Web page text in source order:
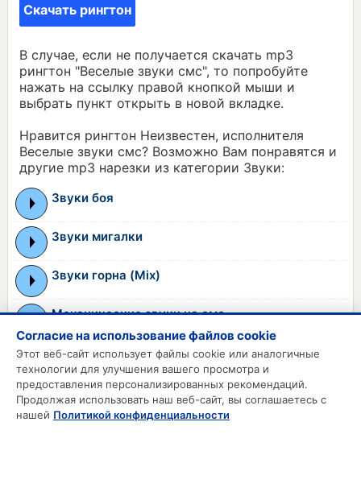
Скачать рингтон
В случае, если не получается скачать mp3
рингтон "Веселые звуки смс", то попробуйте
нажать на ссылку правой кнопкой мыши и
выбрать пункт открыть в новой вкладке.
Нравится рингтон Неизвестен, исполнителя
Веселые звуки смс? Возможно Вам понравятся и
другие mp3 нарезки из категории Звуки:
Звуки боя
Звуки мигалки
Звуки горна (Mix)
Механические звуки на смс
Звуки животных на смс
MP3 РИНГТОНЫ
Согласие на использование файлов cookie
Этот веб-сайт использует файлы cookie или аналогичные
технологии для улучшения вашего просмотра и
предоставления персонализированных рекомендаций.
Продолжая использовать наш веб-сайт, вы соглашаетесь с
нашей Политикой конфиденциальности